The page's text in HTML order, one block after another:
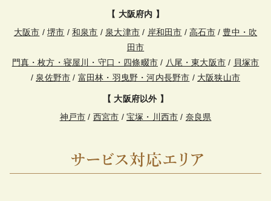
【 大阪府内 】
大阪市 /堺市 /和泉市 / 泉大津市 / 岸和田市 /高石市/ 豊中・吹
田市
門真・枚方・寝屋川・守口・四條畷市 / 八尾・東大阪市 / 貝塚市
/ 泉佐野市 / 富田林・羽曳野・河内長野市 / 大阪狭山市
【 大阪府以外 】
神戸市 / 西宮市 / 宝塚・川西市 / 奈良県